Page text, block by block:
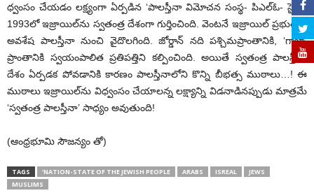
ధ్వంసం చేయడం లక్ష్యంగా ఏర్పడిన ‘పాలస్తీనా విమోచన సంస్థ- పిఎల్‌ఓ- సైతం
1993లో ఇజ్రాయిల్‌ను స్వతంత్ర దేశంగా గుర్తించింది. వెంటనే ఇజ్రాయిల్ ప్రభుత్వం
అవశేష పాలస్తీనా నుంచి వైదొలగింది. జోర్డాన్ నది పశ్చిమప్రాంతానికి, ‘గాజా’
ప్రాంతానికి స్వయంపాలిత ప్రతిపత్తిని కల్పించింది. అయితే స్వతంత్ర పాలస్తీనా
దేశం ఏర్పడక పోవడానికి కారణం పాలస్తీనాలోని కొన్ని బీభత్స ముఠాలు…! ఈ
ముఠాలు ఇజ్రాయిల్‌ను విధ్వంసం చేయాలన్న లక్ష్యాన్ని విడనాడినప్పుడు మాత్రమే
‘స్వతంత్ర పాలస్తీనా’ సాధ్యం అవుతుంది!
(ఆంధ్రభూమి సౌజన్యం తో)
TAGS ‘NATION-STATE OF THE JEWISH PEOPLE ARABS ISREAL
JEWS
MUSLIMS